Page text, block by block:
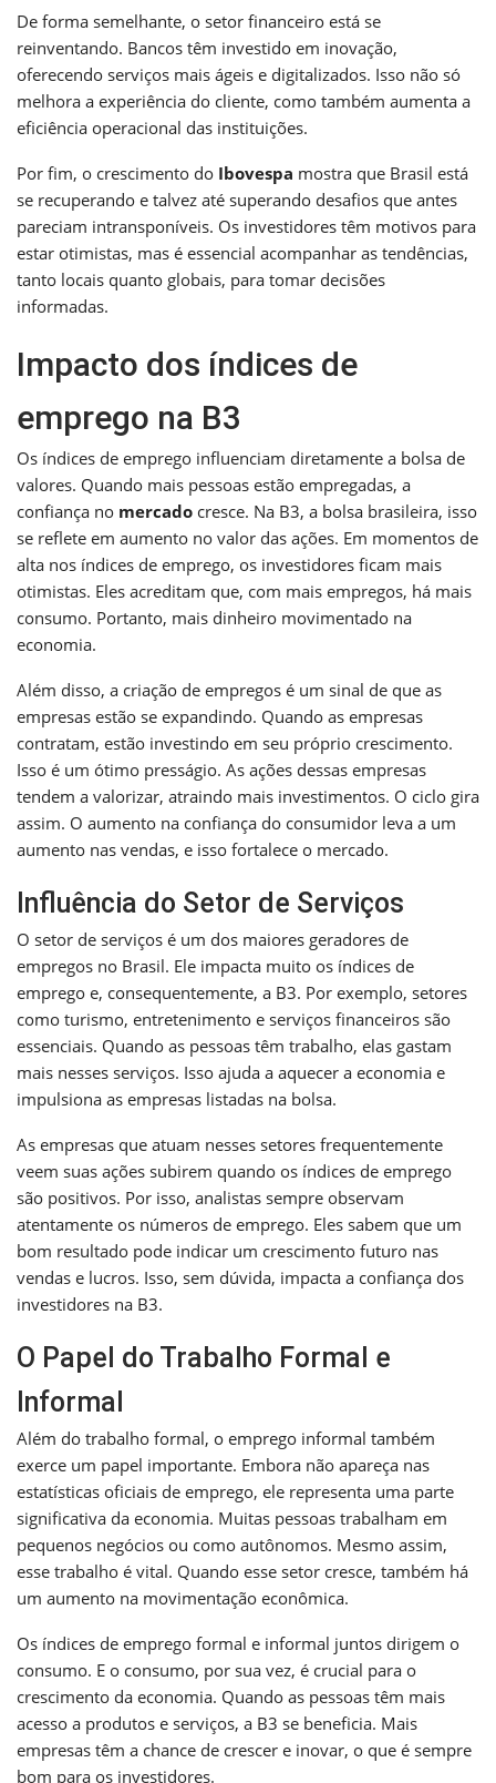
De forma semelhante, o setor financeiro está se
reinventando. Bancos têm investido em inovação,
oferecendo serviços mais ágeis e digitalizados. Isso não só
melhora a experiência do cliente, como também aumenta a
eficiência operacional das instituições.
Por fim, o crescimento do Ibovespa mostra que Brasil está
se recuperando e talvez até superando desafios que antes
pareciam intransponíveis. Os investidores têm motivos para
estar otimistas, mas é essencial acompanhar as tendências,
tanto locais quanto globais, para tomar decisões
informadas.
Impacto dos índices de
emprego na B3
Os índices de emprego influenciam diretamente a bolsa de
valores. Quando mais pessoas estão empregadas, a
confiança no mercado cresce. Na B3, a bolsa brasileira, isso
se reflete em aumento no valor das ações. Em momentos de
alta nos índices de emprego, os investidores ficam mais
otimistas. Eles acreditam que, com mais empregos, há mais
consumo. Portanto, mais dinheiro movimentado na
economia.
Além disso, a criação de empregos é um sinal de que as
empresas estão se expandindo. Quando as empresas
contratam, estão investindo em seu próprio crescimento.
Isso é um ótimo presságio. As ações dessas empresas
tendem a valorizar, atraindo mais investimentos. O ciclo gira
assim. O aumento na confiança do consumidor leva a um
aumento nas vendas, e isso fortalece o mercado.
Influência do Setor de Serviços
O setor de serviços é um dos maiores geradores de
empregos no Brasil. Ele impacta muito os índices de
emprego e, consequentemente, a B3. Por exemplo, setores
como turismo, entretenimento e serviços financeiros são
essenciais. Quando as pessoas têm trabalho, elas gastam
mais nesses serviços. Isso ajuda a aquecer a economia e
impulsiona as empresas listadas na bolsa.
As empresas que atuam nesses setores frequentemente
veem suas ações subirem quando os índices de emprego
são positivos. Por isso, analistas sempre observam
atentamente os números de emprego. Eles sabem que um
bom resultado pode indicar um crescimento futuro nas
vendas e lucros. Isso, sem dúvida, impacta a confiança dos
investidores na B3.
O Papel do Trabalho Formal e
Informal
Além do trabalho formal, o emprego informal também
exerce um papel importante. Embora não apareça nas
estatísticas oficiais de emprego, ele representa uma parte
significativa da economia. Muitas pessoas trabalham em
pequenos negócios ou como autônomos. Mesmo assim,
esse trabalho é vital. Quando esse setor cresce, também há
um aumento na movimentação econômica.
Os índices de emprego formal e informal juntos dirigem o
consumo. E o consumo, por sua vez, é crucial para o
crescimento da economia. Quando as pessoas têm mais
acesso a produtos e serviços, a B3 se beneficia. Mais
empresas têm a chance de crescer e inovar, o que é sempre
bom para os investidores.